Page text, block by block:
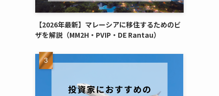
【2026年最新】マレーシアに移住するためのビ
ザを解説（MM2H・PVIP・DE Rantau）